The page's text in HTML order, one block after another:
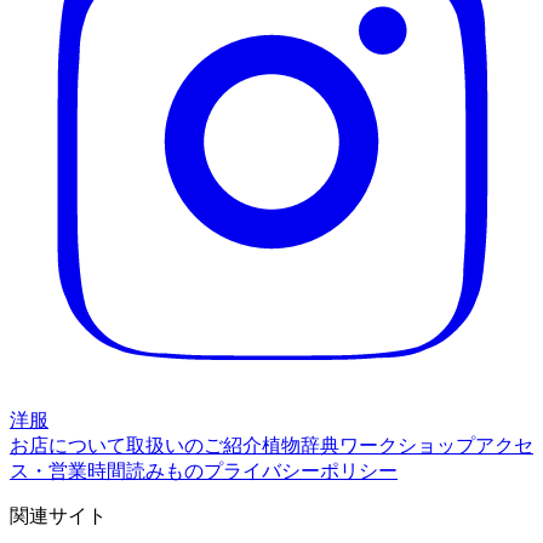
洋服
お店について取扱いのご紹介植物辞典ワークショップアクセ
ス・営業時間読みものプライバシーポリシー
関連サイト